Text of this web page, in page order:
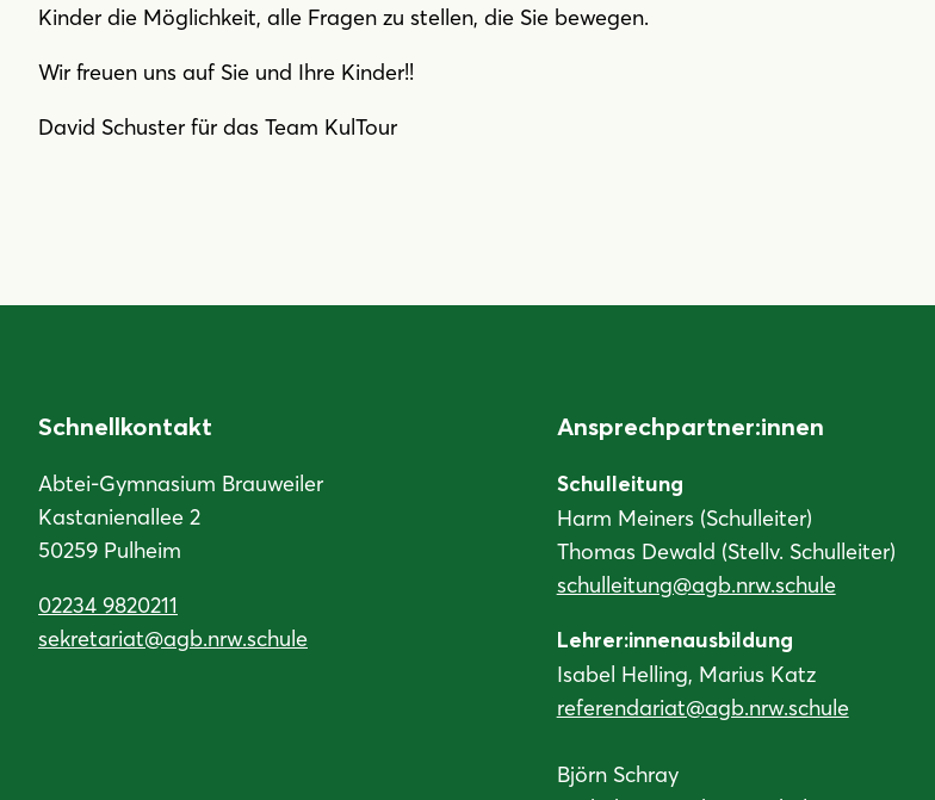
Kinder die Möglichkeit, alle Fragen zu stellen, die Sie bewegen.
Wir freuen uns auf Sie und Ihre Kinder!!
David Schuster für das Team KulTour
Schnellkontakt
Abtei-Gymnasium Brauweiler
Kastanienallee 2
50259 Pulheim
02234 9820211
sekretariat@agb.nrw.schule
Ansprechpartner:innen
Schulleitung
Harm Meiners (Schulleiter)
Thomas Dewald (Stellv. Schulleiter)
schulleitung@agb.nrw.schule
Lehrer:innenausbildung
Isabel Helling, Marius Katz
referendariat@agb.nrw.schule
Björn Schray